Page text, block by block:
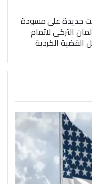
جديدة على مسودة
التركي لاتمام
القضية الكردية